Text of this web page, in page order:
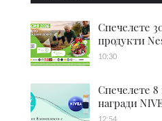
Спечелете
продукти
10:30
Спечелете
награди
12:54